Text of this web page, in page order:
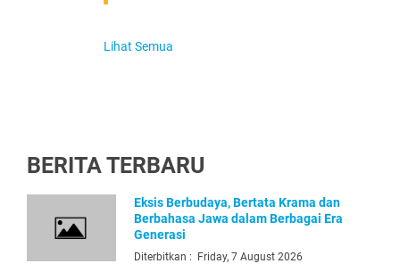
Lihat Semua
BERITA TERBARU
Eksis Berbudaya, Bertata Krama dan
Berbahasa Jawa dalam Berbagai Era
Generasi
Diterbitkan : Friday, 7 August 2026